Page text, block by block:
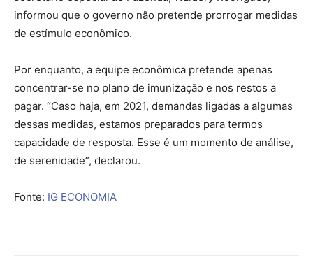
informou que o governo não pretende prorrogar medidas
de estímulo econômico.
Por enquanto, a equipe econômica pretende apenas
concentrar-se no plano de imunização e nos restos a
pagar. “Caso haja, em 2021, demandas ligadas a algumas
dessas medidas, estamos preparados para termos
capacidade de resposta. Esse é um momento de análise,
de serenidade”, declarou.
Fonte: IG ECONOMIA